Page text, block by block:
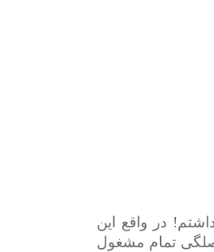
در واقع این
تمام مشغول